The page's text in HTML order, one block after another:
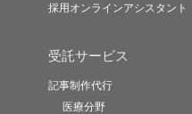
採用オンラインアシスタント
受託サービス
記事制作代行
医療分野